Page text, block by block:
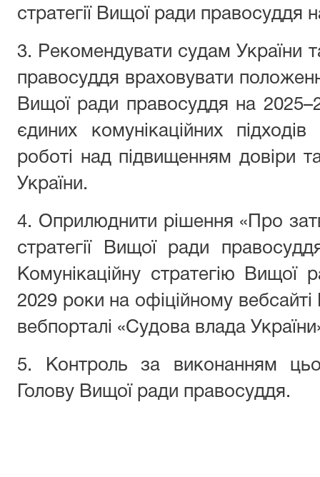
стратегії Вищої ради правосуддя
3. Рекомендувати судам України
правосуддя враховувати
Вищої ради правосуддя на
єдиних комунікаційних
роботі над підвищенням довіри
України.
4. Оприлюднити рішення «Про
стратегії Вищої ради
Комунікаційну стратегію Вищої
2029 роки на офіційному
вебпорталі «Судова влада
5. Контроль за виконанням
Голову Вищої ради правосуддя.